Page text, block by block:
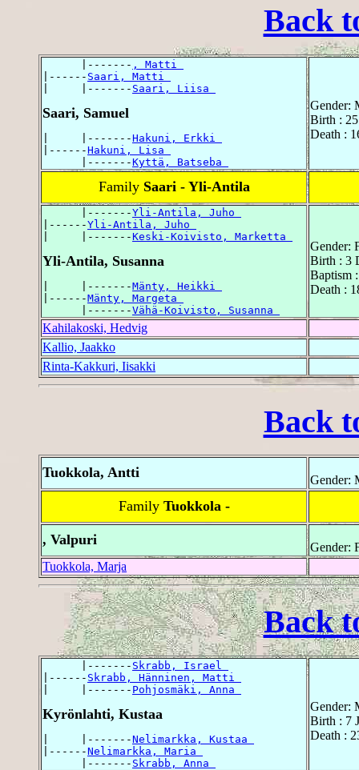
Back
      |-------
, Matti
|------ Saari, Matti
|     |------- Saari, Liisa
Saari, Samuel
|     |-------Hakuni, Erkki
|------Hakuni, Lisa
      |-------
Kyttä, Batseba
Gender:
Birth :
Death :
Family Saari - Yli-Antila
      |-------
Yli-Antila, Juho
|------Yli-Antila, Juho
|     |-------Keski-Koivisto, Marketta
Yli-Antila, Susanna
|     |-------Mänty, Heikki
|------Mänty, Margeta
      |-------
Vähä-Koivisto, Susanna
Gender:
Birth : 3
Baptism
Death :
Kahilakoski, Hedvig
Kallio, Jaakko
Rinta-Kakkuri, Iisakki
Back
Tuokkola, Antti Gender:
Family Tuokkola -
, Valpuri
Gender:
Tuokkola, Marja
Back
      |-------
Skrabb, Israel
|------ Skrabb, Hänninen, Matti
|     |------- Pohjosmäki, Anna
Kyrönlahti, Kustaa
|     |-------Nelimarkka, Kustaa
|------Nelimarkka, Maria
      |-------
Skrabb, Anna
Gender:
Birth : 7
Death :